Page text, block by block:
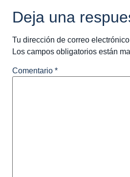
Deja una
Tu dirección de correo
Los campos obligatorios están
Comentario *